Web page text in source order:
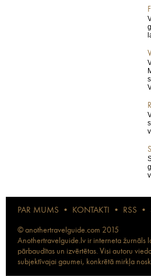
PAR MUMS • KONTAKTI • RSS •
© anothertravelguide.com 2015
Anothertravelguide.lv ir interneta žurnāls
pārbaudītas un izvērtētas. Visi autoru
subjektīvajai gaumei, konkrētā mirkļa